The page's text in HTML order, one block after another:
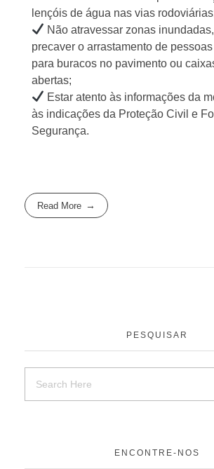
lençóis de água nas vias
Não atravessar zonas
precaver o arrastamento de
para buracos no pavimento ou
abertas;
Estar atento às informações da
às indicações da Proteção Civil e
Segurança.
Read More
PESQUISAR
ENCONTRE-NOS